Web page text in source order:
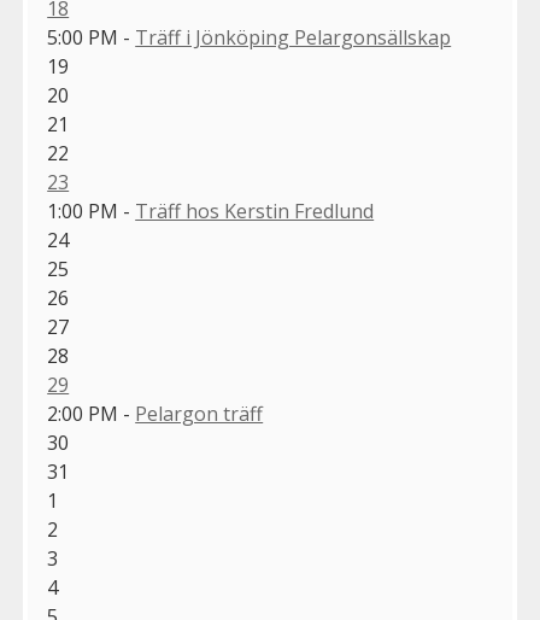
18
5:00 PM - Träff i Jönköping Pelargonsällskap
19
20
21
22
23
1:00 PM - Träff hos Kerstin Fredlund
24
25
26
27
28
29
2:00 PM - Pelargon träff
30
31
1
2
3
4